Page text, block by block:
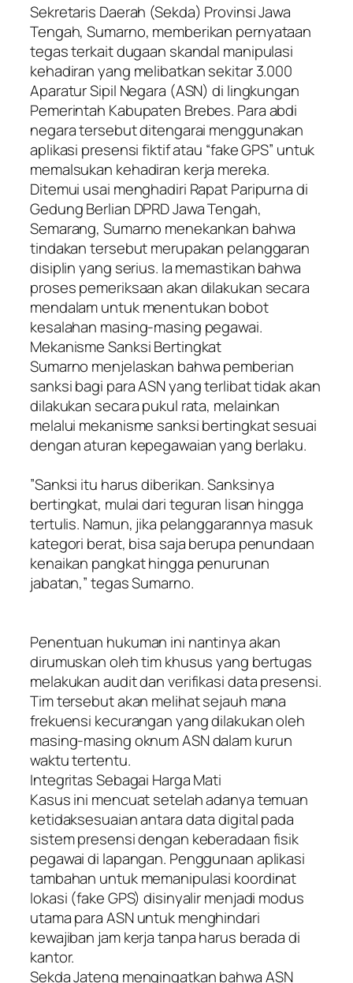
Sekretaris Daerah (Sekda) Provinsi Jawa
Tengah, Sumarno, memberikan pernyataan
tegas terkait dugaan skandal manipulasi
kehadiran yang melibatkan sekitar 3.000
Aparatur Sipil Negara (ASN) di lingkungan
Pemerintah Kabupaten Brebes. Para abdi
negara tersebut ditengarai menggunakan
aplikasi presensi fiktif atau “fake GPS” untuk
memalsukan kehadiran kerja mereka.
​Ditemui usai menghadiri Rapat Paripurna di
Gedung Berlian DPRD Jawa Tengah,
Semarang, Sumarno menekankan bahwa
tindakan tersebut merupakan pelanggaran
disiplin yang serius. Ia memastikan bahwa
proses pemeriksaan akan dilakukan secara
mendalam untuk menentukan bobot
kesalahan masing-masing pegawai.
​Mekanisme Sanksi Bertingkat
​Sumarno menjelaskan bahwa pemberian
sanksi bagi para ASN yang terlibat tidak akan
dilakukan secara pukul rata, melainkan
melalui mekanisme sanksi bertingkat sesuai
dengan aturan kepegawaian yang berlaku.
​”Sanksi itu harus diberikan. Sanksinya
bertingkat, mulai dari teguran lisan hingga
tertulis. Namun, jika pelanggarannya masuk
kategori berat, bisa saja berupa penundaan
kenaikan pangkat hingga penurunan
jabatan,” tegas Sumarno.
​Penentuan hukuman ini nantinya akan
dirumuskan oleh tim khusus yang bertugas
melakukan audit dan verifikasi data presensi.
Tim tersebut akan melihat sejauh mana
frekuensi kecurangan yang dilakukan oleh
masing-masing oknum ASN dalam kurun
waktu tertentu.
​Integritas Sebagai Harga Mati
​Kasus ini mencuat setelah adanya temuan
ketidaksesuaian antara data digital pada
sistem presensi dengan keberadaan fisik
pegawai di lapangan. Penggunaan aplikasi
tambahan untuk memanipulasi koordinat
lokasi (fake GPS) disinyalir menjadi modus
utama para ASN untuk menghindari
kewajiban jam kerja tanpa harus berada di
kantor.
​Sekda Jateng mengingatkan bahwa ASN